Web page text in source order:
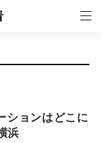
ションはどこに
浜